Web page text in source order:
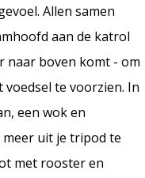
Allen samen
aan de katrol
naar boven komt - om
te voorzien. In
een wok en
uit je tripod te
met rooster en